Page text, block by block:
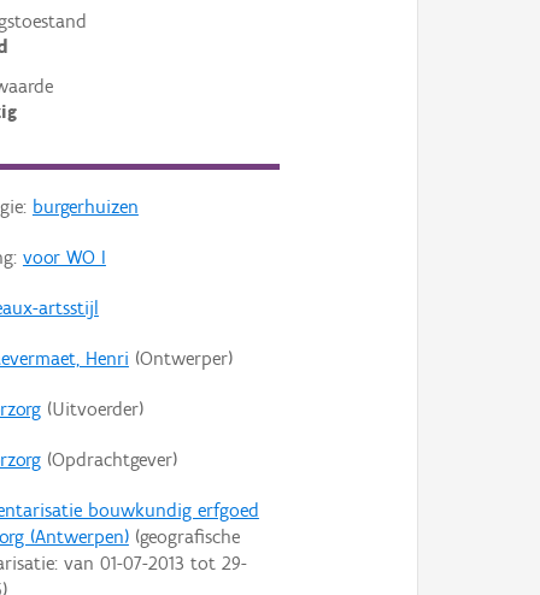
burgerhuizen
voor WO I
artsstijl
Henri (Ontwerper)
(Uitvoerder)
(Opdrachtgever)
bouwkundig erfgoed
(Antwerpen)(geografische
van 01-07-2013 tot 29-
)